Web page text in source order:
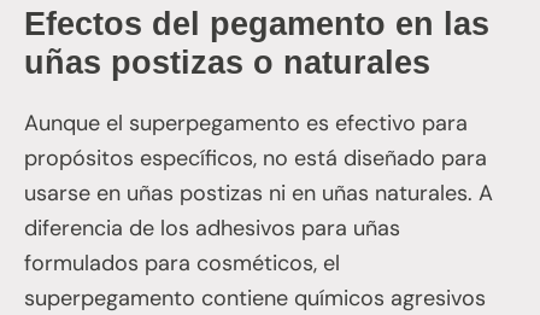
Efectos del pegamento en las
uñas postizas o naturales
Aunque el superpegamento es efectivo para
propósitos específicos, no está diseñado para
usarse en uñas postizas ni en uñas naturales. A
diferencia de los adhesivos para uñas
formulados para cosméticos, el
superpegamento contiene químicos agresivos